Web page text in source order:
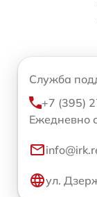
Служба
+7 (395)
Ежедневно
ул.